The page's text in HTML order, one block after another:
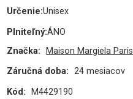
Určenie:Unisex
Plniteľný:ÁNO
Značka:
Maison Margiela Paris
Záručná doba: 24 mesiacov
Kód:
M4429190